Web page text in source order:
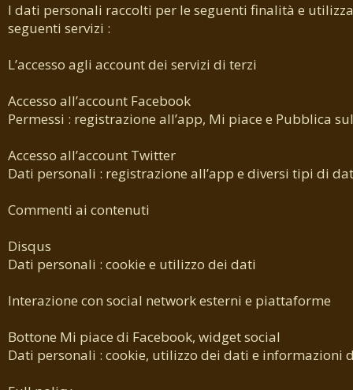
I dati personali raccolti per le seguenti finalità e
seguenti servizi :
L’accesso agli account dei servizi di terzi
Accesso all’account Facebook
Permessi : registrazione all’app, Mi piace e Pubblica
Accesso all’account Twitter
Dati personali : registrazione all’app e diversi tipi di
Commenti ai contenuti
Disqus
Dati personali : cookie e utilizzo dei dati
Interazione con social network esterni e piattaforme
Bottone Mi piace di Facebook, widget social
Dati personali : cookie, utilizzo dei dati e informazioni